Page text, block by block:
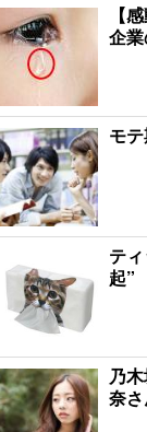
【
企
モ
テ
起”
乃
奈